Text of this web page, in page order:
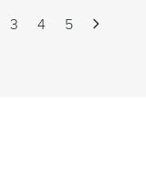
3 4 5